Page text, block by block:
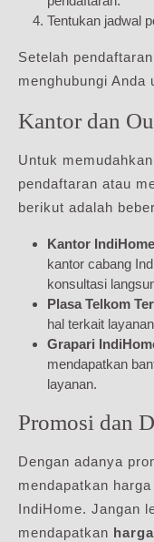
Tentukan jadwal
Setelah
menghubungi Anda
Kantor dan
Untuk
pendaftaran atau
berikut adalah
Kantor
kantor cabang
konsultasi
Plasa Telkom
hal terkait
Grapari
mendapatkan
layanan.
Promosi dan
Dengan adanya
mendapatkan
IndiHome. Jangan
mendapatkan